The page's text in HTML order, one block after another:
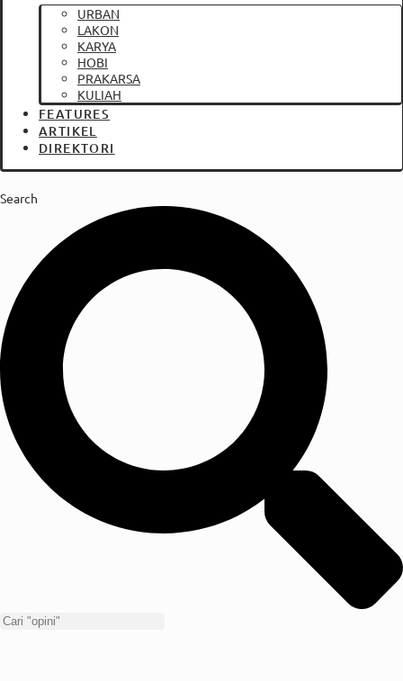
URBAN
LAKON
KARYA
HOBI
PRAKARSA
KULIAH
FEATURES
ARTIKEL
DIREKTORI
Search